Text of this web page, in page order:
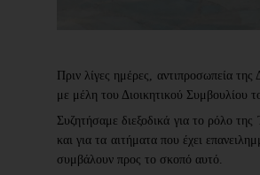
Πριν λίγες ημέρες, αντιπροσωπεία
με μέλη του Διοικητικού Συμβουλίου
Συζητήσαμε διεξοδικά για το ρόλο
και για τα αιτήματα που έχει
συμβάλουν προς το σκοπό αυτό.